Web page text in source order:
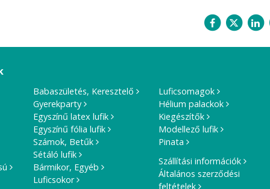
Babaszületés, Keresztelő
Gyerekparty
Egyszínű latex lufik
Egyszínű fólia lufik
Számok, Betűk
Sétáló lufik
Bármikor, Egyéb
Luficsokor
Luficsomagok
Hélium palackok
Kiegészítők
Modellező lufik
Pinata
Szállítási információk
Általános szerződési
feltételek